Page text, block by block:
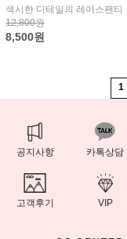
섹시한 디테일의 레이스팬티
12,800원
8,500원
1
공지사항 카톡상담
고객후기 VIP